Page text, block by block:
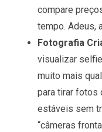
compare
tempo. Adeus,
Fotografia
visualizar
muito mais
para tirar fotos
estáveis sem
“câmeras